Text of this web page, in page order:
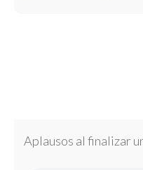
Aplausos al finalizar